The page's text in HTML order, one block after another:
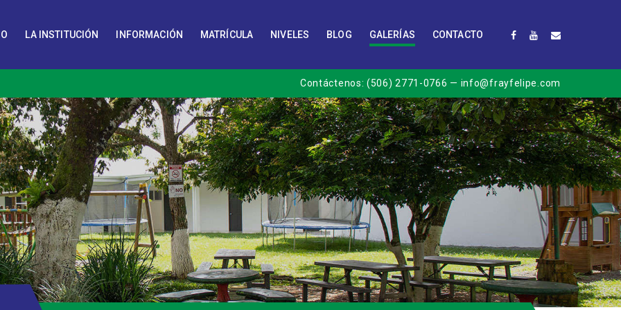
LA INSTITUCIÓN INFORMACIÓN MATRÍCULA NIVELES BLOG GALERÍAS CONTACTO
Contáctenos:(506) 2771-0766 — info@frayfelipe.com